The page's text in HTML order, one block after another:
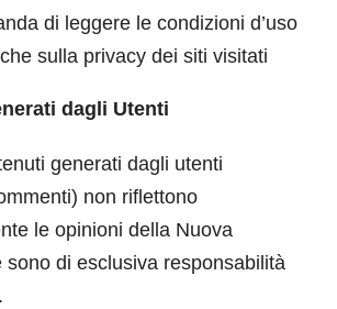
di leggere le condizioni d’uso
sulla privacy dei siti visitati
dagli Utenti
generati dagli utenti
non riflettono
le opinioni della Nuova
sono di esclusiva responsabilità